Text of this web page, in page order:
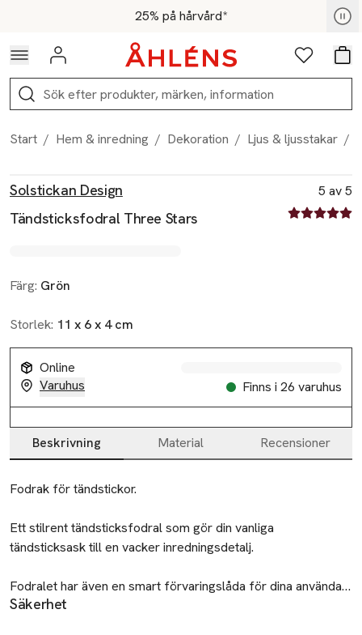
Hoppa till navigationsmenyn25% på hårvård*
För medlemmar - Shoppa nu
Logga in Favoriter
Sök
Start / Hem & inredning / Dekoration / Ljus & ljusstakar /
Solstickan Design
Tändsticksfodral Three Stars
5 av 5
5 av fem
Färg: Grön
Storlek: 11 x 6 x 4 cm
Online
Varuhus
Finns i 26 varuhus
Beskrivning Material Recensioner
Beskrivning
Fodrak för tändstickor.
Ett stilrent tändsticksfodral som gör din vanliga
tändsticksask till en vacker inredningsdetalj.
Fodralet har även en smart förvaringslåda för dina använda
tändstickor, en snygg och praktisk funktion.
Säkerhet